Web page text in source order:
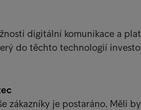
digitální komunikace a
do těchto technologií
zákazníky je postaráno. Měli